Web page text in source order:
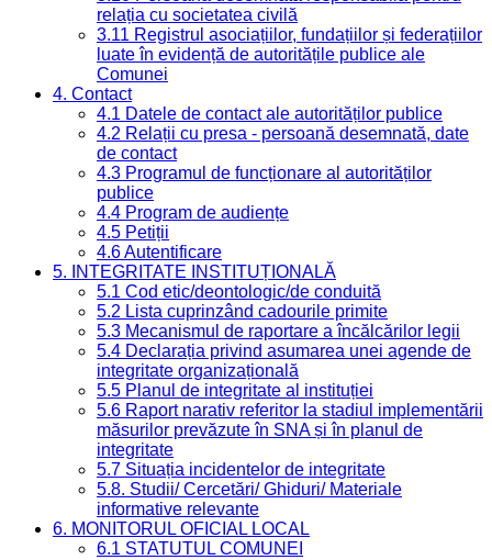
relația cu societatea civilă
3.11 Registrul asociațiilor, fundațiilor și federațiilor
luate în evidență de autoritățile publice ale
Comunei
4. Contact
4.1 Datele de contact ale autorităților publice
4.2 Relații cu presa - persoană desemnată, date
de contact
4.3 Programul de funcționare al autorităților
publice
4.4 Program de audiențe
4.5 Petiții
4.6 Autentificare
5. INTEGRITATE INSTITUȚIONALĂ
5.1 Cod etic/deontologic/de conduită
5.2 Lista cuprinzând cadourile primite
5.3 Mecanismul de raportare a încălcărilor legii
5.4 Declarația privind asumarea unei agende de
integritate organizațională
5.5 Planul de integritate al instituției
5.6 Raport narativ referitor la stadiul implementării
măsurilor prevăzute în SNA și în planul de
integritate
5.7 Situația incidentelor de integritate
5.8. Studii/ Cercetări/ Ghiduri/ Materiale
informative relevante
6. MONITORUL OFICIAL LOCAL
6.1 STATUTUL COMUNEI